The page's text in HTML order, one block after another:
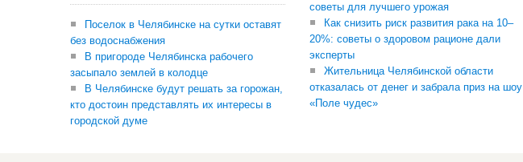
Поселок в Челябинске на сутки оставят
без водоснабжения
В пригороде Челябинска рабочего
засыпало землей в колодце
В Челябинске будут решать за горожан,
кто достоин представлять их интересы в
городской думе
советы для лучшего урожая
Как снизить риск развития рака на 10–
20%: советы о здоровом рационе дали
эксперты
Жительница Челябинской области
отказалась от денег и забрала приз на шоу
«Поле чудес»